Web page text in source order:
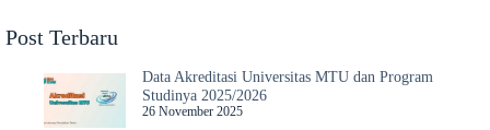
Post Terbaru
Data Akreditasi Universitas MTU dan Program
Studinya 2025/2026
26 November 2025